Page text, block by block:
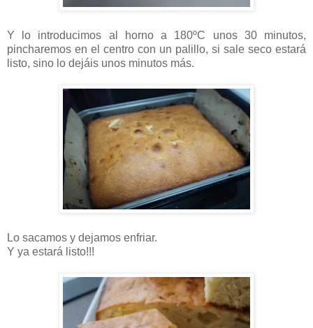
Y lo introducimos al horno a 180ºC unos 30 minutos,
pincharemos en el centro con un palillo, si sale seco estará
listo, sino lo dejáis unos minutos más.
Lo sacamos y dejamos enfriar.
Y ya estará listo!!!